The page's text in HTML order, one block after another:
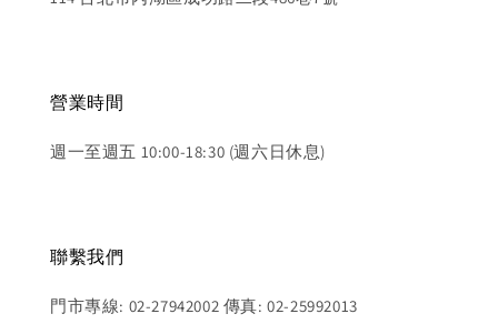
營業時間
週一至週五 10:00-18:30 (週六日休息)
聯繫我們
門市專線: 02-27942002 傳真: 02-25992013